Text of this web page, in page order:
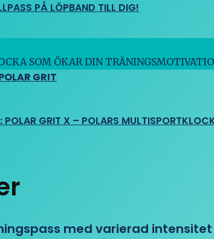
PÅ LÖPBAND TILL DIG!
SOM ÖKAR DIN
POLAR GRIT X – POLARS
med varierad